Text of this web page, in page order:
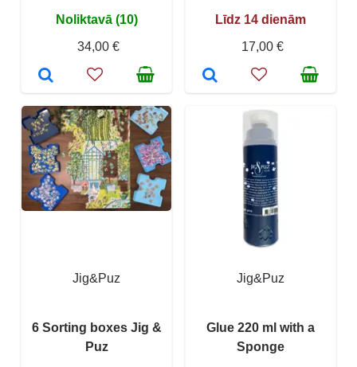
Noliktavā (10)
34,00 €
Līdz 14 dienām
17,00 €
Jig&Puz
6 Sorting boxes Jig &
Puz
Jig&Puz
Glue 220 ml with a
Sponge